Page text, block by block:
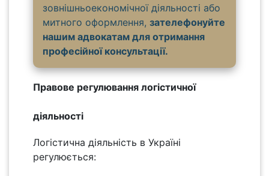
зовнішньоекономічної діяльності або
митного оформлення, зателефонуйте
нашим адвокатам для отримання
професійної консультації.
Правове регулювання логістичної
діяльності
Логістична діяльність в Україні
регулюється: